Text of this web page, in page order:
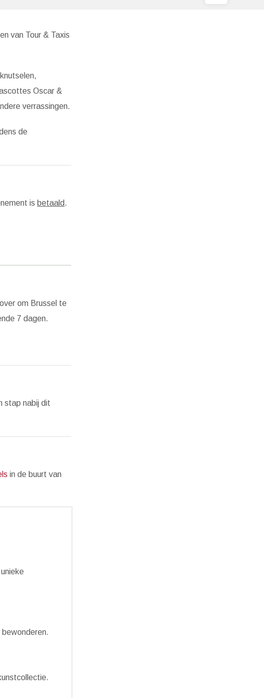
van Tour & Taxis
Oscar &
verrassingen.
de
is betaald.
om Brussel te
7 dagen.
stap nabij dit
in de buurt van